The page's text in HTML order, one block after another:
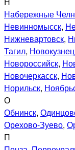
Набережные
Невинномысск,
Нижневартовск,
Тагил,
Новороссийск,
Новочеркасск,
Норильск,
О
Обнинск,
Орехово-Зуево,
П